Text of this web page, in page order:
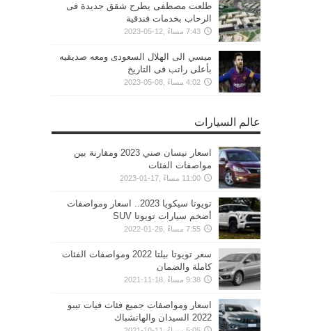
طلعت مصطفى يطرح شقق جديدة فى
الرحاب بخدمات فندقية
7:43 مساءً ,12-05-2023
ميسي الى الهلال السعودى ومعه صديقيه
بأعلى راتب فى التاريخ
4:02 مساءً ,08-05-2023
عالم السيارات
اسعار نيسان صني 2023 ومقارنة بين
مواصفات الفئات
11:00 مساءً ,17-01-2023
تويوتا سيكويا 2023.. اسعار ومواصفات
أضخم سيارات تويوتا SUV
7:55 مساءً ,26-01-2022
سعر تويوتا بيلتا 2022 ومواصفات الفئات
كاملة والضمان
9:38 مساءً ,18-11-2021
اسعار ومواصفات جميع فئات فيات تيبو
2022 السيدان والهاتشباك